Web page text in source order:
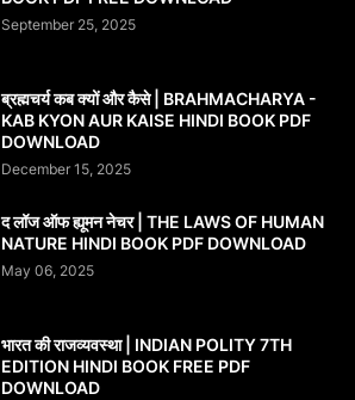
September 25, 2025
ब्रह्मचर्य कब क्यों और कैसे | BRAHMACHARYA -
KAB KYON AUR KAISE HINDI BOOK PDF
DOWNLOAD
December 15, 2025
द लॉज ऑफ ह्यूमन नेचर | THE LAWS OF HUMAN
NATURE HINDI BOOK PDF DOWNLOAD
May 06, 2025
भारत की राजव्यवस्था | INDIAN POLITY 7TH
EDITION HINDI BOOK FREE PDF
DOWNLOAD